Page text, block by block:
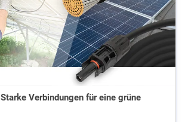
Starke Verbindungen für eine grüne